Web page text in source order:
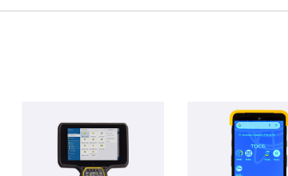
RETROMÆRKE 20MM X
20MM
RETROMÆRKE